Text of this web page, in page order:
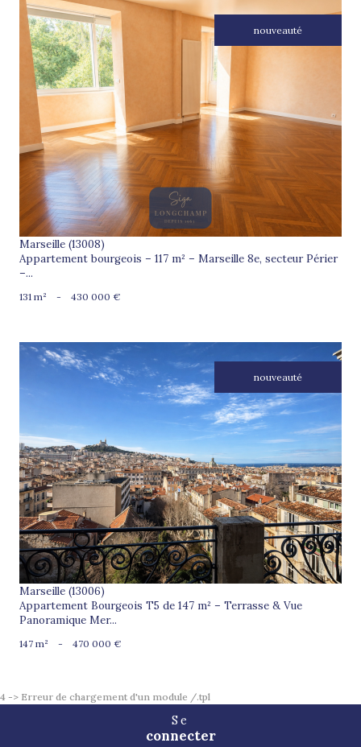
nouveauté
voir le bien
Marseille (13008)
Appartement bourgeois – 117 m² – Marseille 8e, secteur Périer
–...
131 m² - 430 000 €
nouveauté
voir le bien
Marseille (13006)
Appartement Bourgeois T5 de 147 m² – Terrasse & Vue
Panoramique Mer...
147 m² - 470 000 €
4 -> Erreur de chargement d'un module /.tpl
Se
connecter